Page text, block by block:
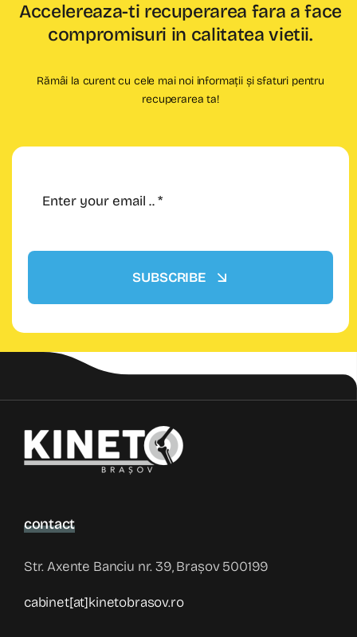
Accelereaza-ti recuperarea fara a face
compromisuri in calitatea vietii.
Rămâi la curent cu cele mai noi informații și sfaturi pentru
recuperarea ta!
SUBSCRIBE
contact
Str. Axente Banciu nr. 39, Brașov 500199
cabinet[at]kinetobrasov.ro